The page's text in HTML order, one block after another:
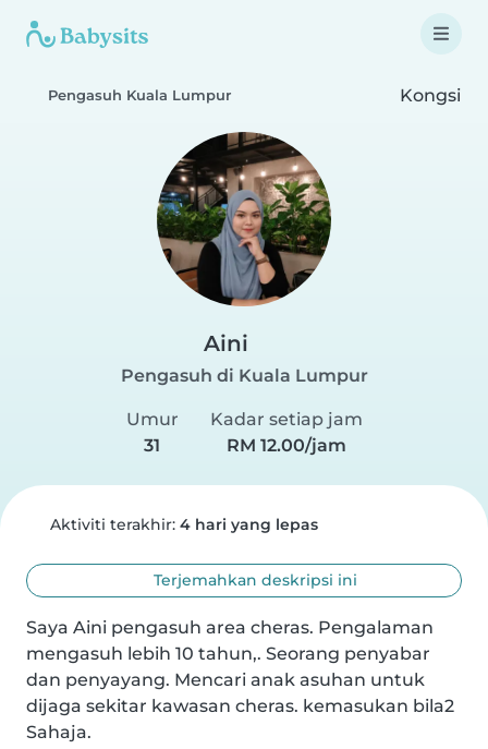
Pengasuh Kuala Lumpur Kongsi
Aini
Pengasuh di Kuala Lumpur
Umur
31
Kadar setiap jam
RM 12.00/jam
Aktiviti terakhir: 4 hari yang lepas
Terjemahkan deskripsi ini
Saya Aini pengasuh area cheras. Pengalaman
mengasuh lebih 10 tahun,. Seorang penyabar
dan penyayang. Mencari anak asuhan untuk
dijaga sekitar kawasan cheras. kemasukan bila2
Sahaja.